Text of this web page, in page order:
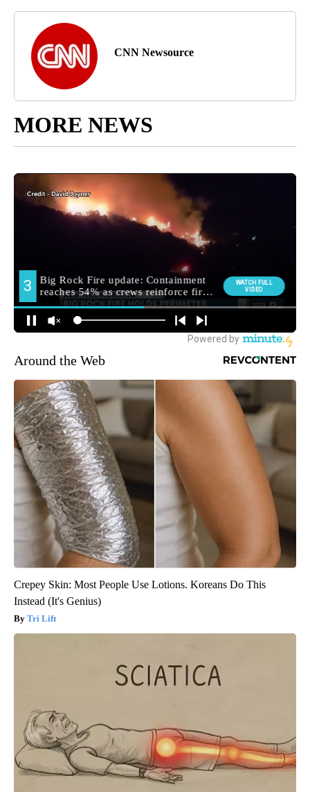
CNN Newsource
MORE NEWS
Around the Web
Crepey Skin: Most People Use Lotions. Koreans Do This
Instead (It's Genius)
Tri Lift